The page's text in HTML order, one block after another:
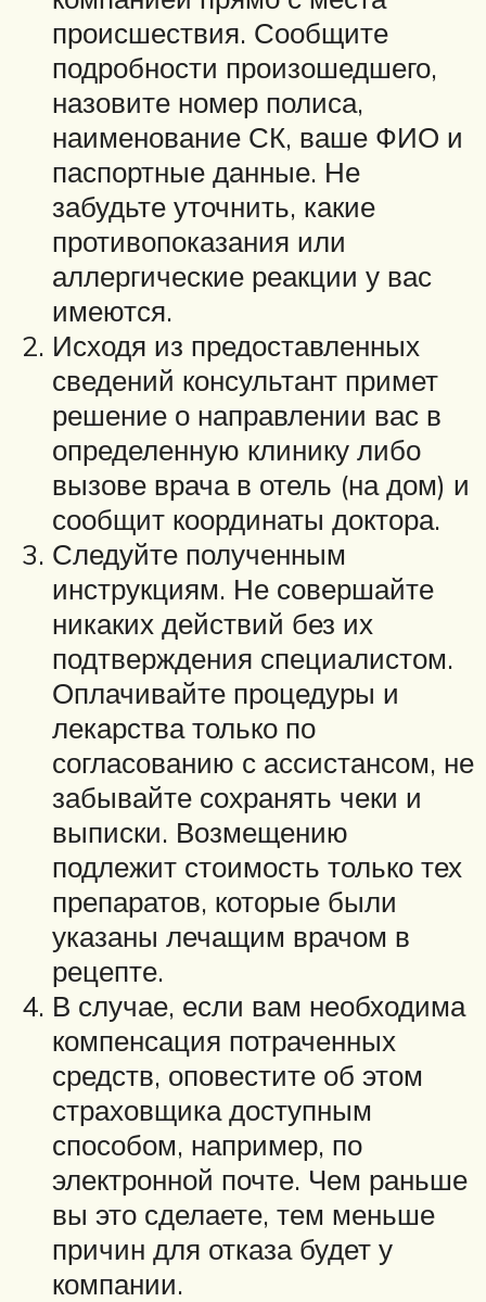
происшествия. Сообщите
подробности произошедшего,
назовите номер полиса,
наименование СК, ваше ФИО и
паспортные данные. Не
забудьте уточнить, какие
противопоказания или
аллергические реакции у вас
имеются.
Исходя из предоставленных
сведений консультант примет
решение о направлении вас в
определенную клинику либо
вызове врача в отель (на дом) и
сообщит координаты доктора.
Следуйте полученным
инструкциям. Не совершайте
никаких действий без их
подтверждения специалистом.
Оплачивайте процедуры и
лекарства только по
согласованию с ассистансом, не
забывайте сохранять чеки и
выписки. Возмещению
подлежит стоимость только тех
препаратов, которые были
указаны лечащим врачом в
рецепте.
В случае, если вам необходима
компенсация потраченных
средств, оповестите об этом
страховщика доступным
способом, например, по
электронной почте. Чем раньше
вы это сделаете, тем меньше
причин для отказа будет у
компании.